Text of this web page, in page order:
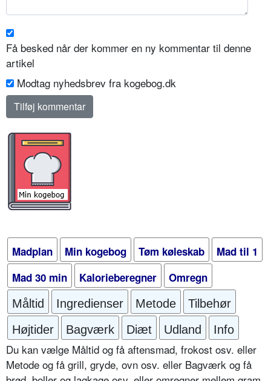
Få besked når der kommer en ny kommentar til denne
artikel
Modtag nyhedsbrev fra kogebog.dk
Madplan Min kogebog Tøm køleskab
Mad til 1
Mad 30 min
Kalorieberegner Omregn
Måltid Ingredienser Metode
Tilbehør
Højtider
Bagværk Diæt Udland Info
Du kan vælge Måltid og få aftensmad, frokost osv. eller
Metode og få grill, gryde, ovn osv. eller Bagværk og få